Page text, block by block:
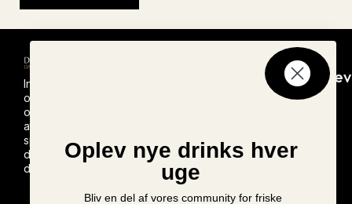
Inspiration
og
opskrifter til
at lave
spændende
drinks
derhjemme
Alexander
Bellini
lanceres i
Danmark
Mr. & Mrs.
T Bloody
Nyhedsbrev
Tilmeld dig
Oplev nye drinks hver
uge
Bliv en del af vores community for friske